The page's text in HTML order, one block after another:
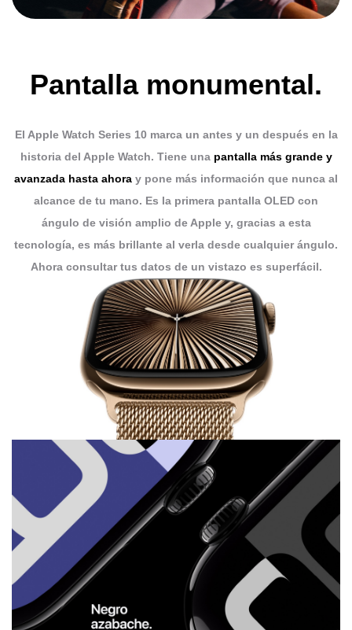
Pantalla monumental.
El Apple Watch Series 10 marca un antes y un después en la
historia del Apple Watch. Tiene una pantalla más grande y
avanzada hasta ahora y pone más información que nunca al
alcance de tu mano. Es la primera pantalla OLED con
ángulo de visión amplio de Apple y, gracias a esta
tecnología, es más brillante al verla desde cualquier ángulo.
Ahora consultar tus datos de un vistazo es superfácil.